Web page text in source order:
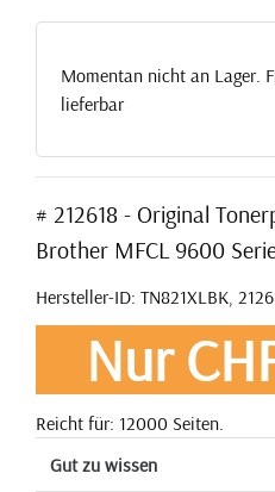
Momentan nicht an Lager.
lieferbar
# 212618 - Original
Brother MFCL 9600
Hersteller-ID: TN821XLBK,
Nur
Reicht für: 12000 Seiten.
Gut zu wissen